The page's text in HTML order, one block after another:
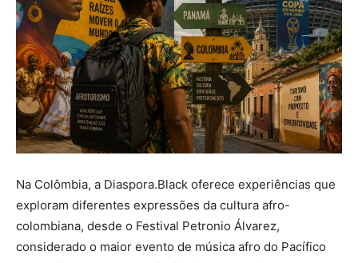
Na Colômbia, a Diaspora.Black oferece experiências que
exploram diferentes expressões da cultura afro-
colombiana, desde o Festival Petronio Álvarez,
considerado o maior evento de música afro do Pacífico